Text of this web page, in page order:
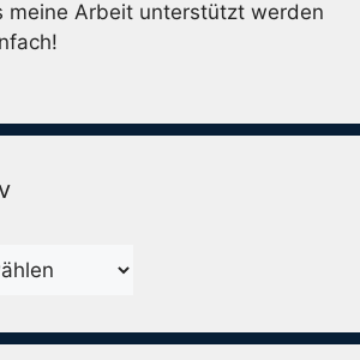
meine Arbeit unterstützt werden